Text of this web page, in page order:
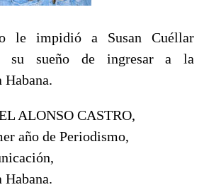
le impidió a Susan Cuéllar
su sueño de ingresar a la
ALONSO CASTRO,
año de Periodismo,